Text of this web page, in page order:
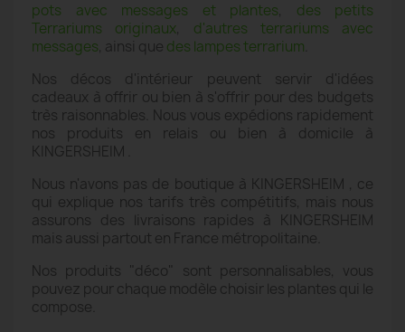
pots avec messages et plantes, des petits
Terrariums originaux, d'autres terrariums avec
messages, ainsi que des lampes terrarium
Nos décos d'intérieur peuvent servir d'idées
cadeaux à offrir ou bien à s'offrir pour des budgets
très raisonnables. Nous vous expédions rapidement
nos produits en relais ou bien à domicile à
KINGERSHEIM .
Nous n'avons pas de boutique à KINGERSHEIM , ce
qui explique nos tarifs très compétitifs, mais nous
assurons des livraisons rapides à KINGERSHEIM
mais aussi partout en France métropolitaine.
Nos produits "déco" sont personnalisables, vous
pouvez pour chaque modèle choisir les plantes qui le
compose.